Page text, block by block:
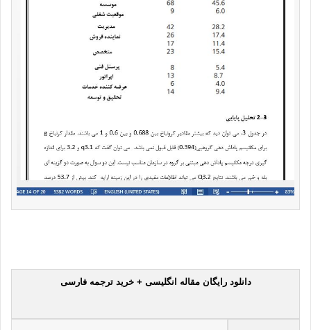
دانلود رایگان مقاله انگلیسی + خرید ترجمه فارسی